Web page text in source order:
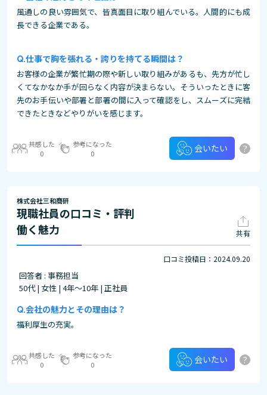
風通しの良い雰囲気で、皆真面目に取り組んでいる。人間的にも成
長できる企業である。
仕事で胸を張れる・誇りを持てる瞬間は？
お客様の企業が繁忙期の際や新しい取り組みがあるも、先方が忙し
くてなかなか手が回らなく内容が決まらない。そういったときに客
先のお手伝いや部署と部署の間に入って確認をし、スムーズに完結
できたときなどやりがいを感じます。
共感した
0
参考になった
0
会いたい ?
株式会社三和商研
現職社員の口コミ・評判
働く魅力
共有
口コミ投稿日：2024.09.20
回答者 : 事務担当
50代 | 女性 | 4年～10年 | 正社員
会社の魅力とその理由は？
福利厚生の充実。
共感した
0
参考になった
0
会いたい ?